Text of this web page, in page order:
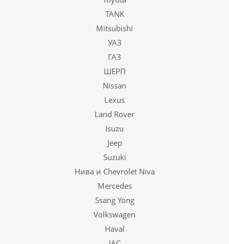
TANK
Mitsubishi
УАЗ
ГАЗ
ШЕРП
Nissan
Lexus
Land Rover
Isuzu
Jeep
Suzuki
Нива и Chevrolet Niva
Mercedes
Ssang Yong
Volkswagen
Haval